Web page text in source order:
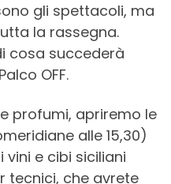
gli spettacoli, ma
la rassegna.
cosa succederà
OFF.
profumi, apriremo le
alle 15,30)
e cibi siciliani
tecnici, che avrete